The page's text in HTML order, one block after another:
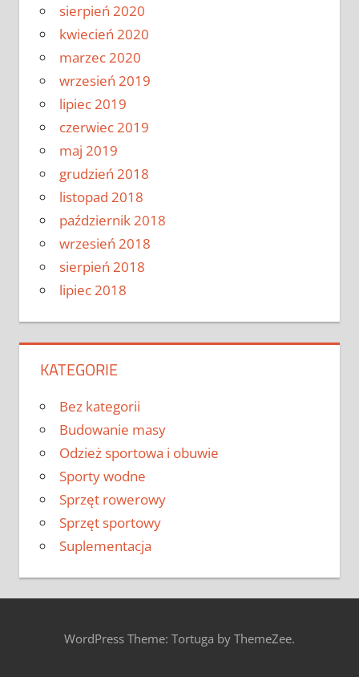
sierpień 2020
kwiecień 2020
marzec 2020
wrzesień 2019
lipiec 2019
czerwiec 2019
maj 2019
grudzień 2018
listopad 2018
październik 2018
wrzesień 2018
sierpień 2018
lipiec 2018
KATEGORIE
Bez kategorii
Budowanie masy
Odzież sportowa i obuwie
Sporty wodne
Sprzęt rowerowy
Sprzęt sportowy
Suplementacja
WordPress Theme: Tortuga by ThemeZee.